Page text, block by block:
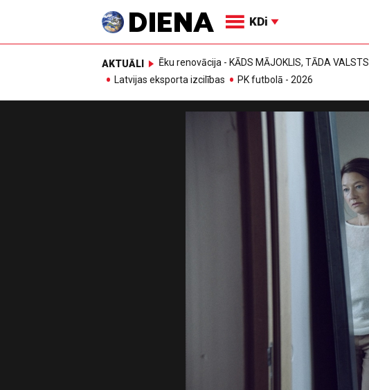
KDi
AKTUĀLI Ēku renovācija - KĀDS MĀJOKLIS, TĀDA VALSTS
Latvijas eksporta izcilības
PK futbolā - 2026